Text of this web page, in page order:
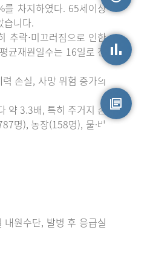
차지하였다. 65세이상
습니다.
추락⋅미끄러짐으로 인한
균재원일수는 16일로 전
손실, 사망 위험 증가의
약 3.3배, 특히 주거지 손
명), 농장(158명), 물·바
원수단, 발병 후 응급실
원시자료